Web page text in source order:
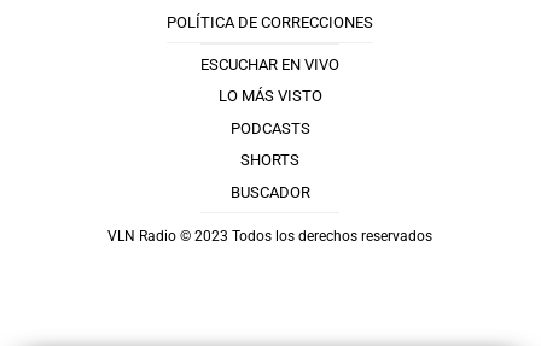
POLÍTICA DE CORRECCIONES
ESCUCHAR EN VIVO
LO MÁS VISTO
PODCASTS
SHORTS
BUSCADOR
VLN Radio © 2023 Todos los derechos reservados